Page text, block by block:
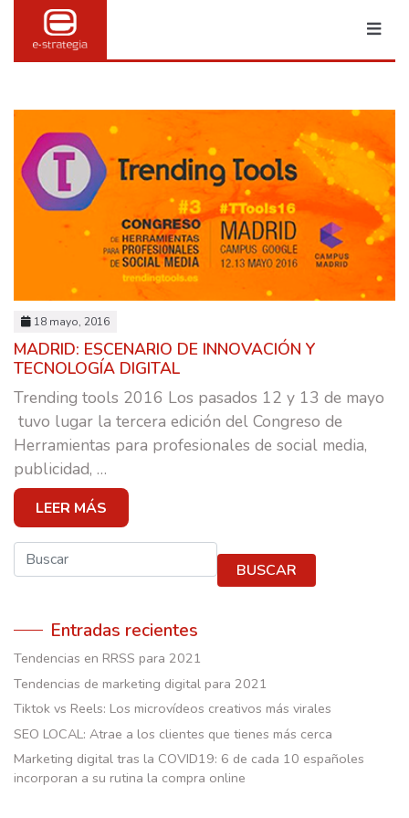
MARKETING & PUBLI
TRANSFORMACIÓN DIGITAL
SOCIAL MEDIA
CASOS DE ÉXITO
EQUIPO
E-SCUELA
BLOG
CONTACTO
18 mayo, 2016
MADRID: ESCENARIO DE INNOVACIÓN Y
TECNOLOGÍA DIGITAL
Trending tools 2016 Los pasados 12 y 13 de mayo
tuvo lugar la tercera edición del Congreso de
Herramientas para profesionales de social media,
publicidad, …
LEER MÁS
Buscar
BUSCAR
Entradas recientes
Tendencias en RRSS para 2021
Tendencias de marketing digital para 2021
Tiktok vs Reels: Los microvídeos creativos más virales
SEO LOCAL: Atrae a los clientes que tienes más cerca
Marketing digital tras la COVID19: 6 de cada 10 españoles
incorporan a su rutina la compra online